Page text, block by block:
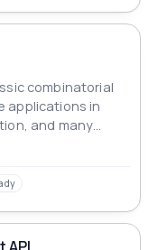
combinatorial
applications in
and many
pack a series of
containers
used or
while